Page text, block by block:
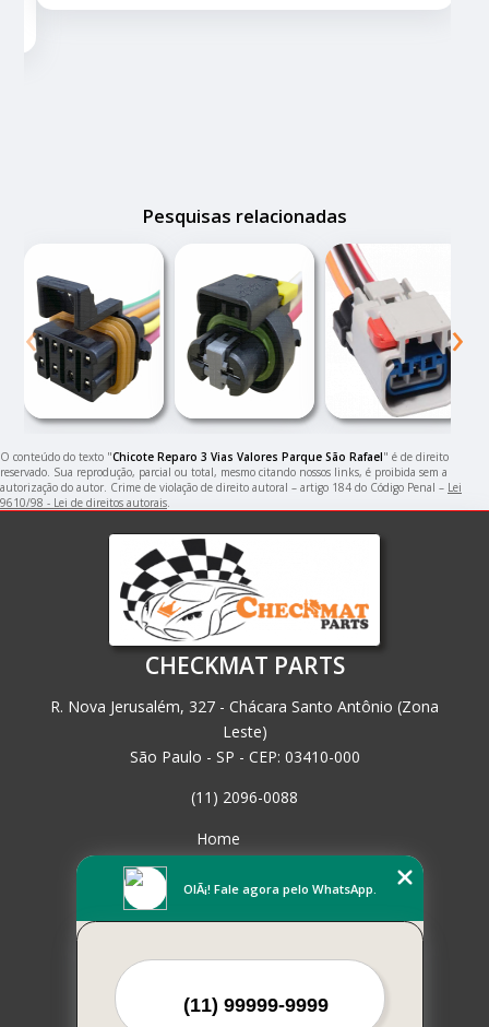
Pesquisas relacionadas
‹ ›
O conteúdo do texto "Chicote Reparo 3 Vias Valores Parque São Rafael" é de direito
reservado. Sua reprodução, parcial ou total, mesmo citando nossos links, é proibida sem a
autorização do autor. Crime de violação de direito autoral – artigo 184 do Código Penal – Lei
9610/98 - Lei de direitos autorais.
CHECKMAT PARTS
R. Nova Jerusalém, 327 - Chácara Santo Antônio (Zona
Leste)
São Paulo - SP - CEP: 03410-000
(11) 2096-0088
Home
Missão
Mapa do site
OlÃ¡! Fale agora pelo WhatsApp.